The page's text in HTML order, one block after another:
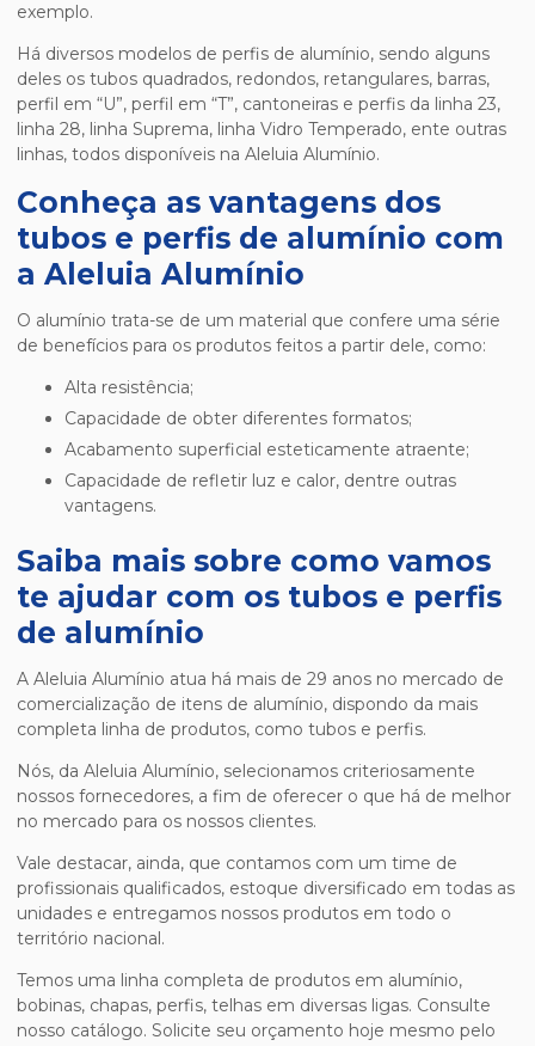
exemplo.
Há diversos modelos de perfis de alumínio, sendo alguns
deles os tubos quadrados, redondos, retangulares, barras,
perfil em “U”, perfil em “T”, cantoneiras e perfis da linha 23,
linha 28, linha Suprema, linha Vidro Temperado, ente outras
linhas, todos disponíveis na Aleluia Alumínio.
Conheça as vantagens dos
tubos e perfis de alumínio com
a Aleluia Alumínio
O alumínio trata-se de um material que confere uma série
de benefícios para os produtos feitos a partir dele, como:
alta resistência;
capacidade de obter diferentes formatos;
acabamento superficial esteticamente atraente;
capacidade de refletir luz e calor, dentre outras
vantagens.
Saiba mais sobre como vamos
te ajudar com os tubos e perfis
de alumínio
A Aleluia Alumínio atua há mais de 29 anos no mercado de
comercialização de itens de alumínio, dispondo da mais
completa linha de produtos, como tubos e perfis.
Nós, da Aleluia Alumínio, selecionamos criteriosamente
nossos fornecedores, a fim de oferecer o que há de melhor
no mercado para os nossos clientes.
Vale destacar, ainda, que contamos com um time de
profissionais qualificados, estoque diversificado em todas as
unidades e entregamos nossos produtos em todo o
território nacional.
Temos uma linha completa de produtos em alumínio,
bobinas, chapas, perfis, telhas em diversas ligas. Consulte
nosso catálogo. Solicite seu orçamento hoje mesmo pelo